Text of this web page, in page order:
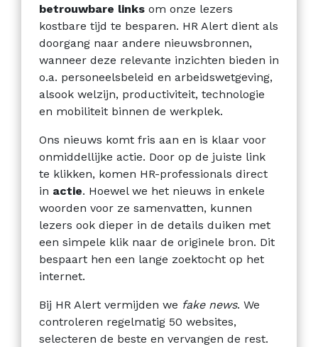
betrouwbare links om onze lezers
kostbare tijd te besparen. HR Alert dient als
doorgang naar andere nieuwsbronnen,
wanneer deze relevante inzichten bieden in
o.a. personeelsbeleid en arbeidswetgeving,
alsook welzijn, productiviteit, technologie
en mobiliteit binnen de werkplek.
Ons nieuws komt fris aan en is klaar voor
onmiddellijke actie. Door op de juiste link
te klikken, komen HR-professionals direct
in actie. Hoewel we het nieuws in enkele
woorden voor ze samenvatten, kunnen
lezers ook dieper in de details duiken met
een simpele klik naar de originele bron. Dit
bespaart hen een lange zoektocht op het
internet.
Bij HR Alert vermijden we fake news. We
controleren regelmatig 50 websites,
selecteren de beste en vervangen de rest.